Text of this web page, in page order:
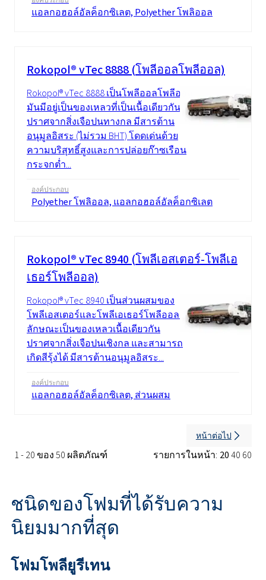
แอลกอฮอล์อัลค็อกซิเลต, Polyether โพลิออล
Rokopol® vTec 8888 (โพลีออลโพลีออล)
Rokopol® vTec 8888 เป็นโพลีออลโพลีออล
มันมีอยู่เป็นของเหลวที่เป็นเนื้อเดียวกัน
ปราศจากสิ่งเจือปนทางกล มีสารต้าน
อนุมูลอิสระ (ไม่รวม BHT) โดดเด่นด้วย
ความบริสุทธิ์สูงและการปล่อยก๊าซเรือน
กระจกต่ำ...
องค์ประกอบ
Polyether โพลิออล, แอลกอฮอล์อัลค็อกซิเลต
Rokopol® vTec 8940 (โพลีเอสเตอร์-โพลีเอ
เธอร์โพลีออล)
Rokopol® vTec 8940 เป็นส่วนผสมของ
โพลีเอสเตอร์และโพลีเอเธอร์โพลีออล มี
ลักษณะเป็นของเหลวเนื้อเดียวกัน
ปราศจากสิ่งเจือปนเชิงกล และสามารถ
เกิดสีรุ้งได้ มีสารต้านอนุมูลอิสระ...
องค์ประกอบ
แอลกอฮอล์อัลค็อกซิเลต, ส่วนผสม
1 - 20 ของ 50 ผลิตภัณฑ์ รายการในหน้า: 2040 60
หน้าต่อไป
ชนิดของโฟมที่ได้รับความ
นิยมมากที่สุด
โฟมโพลียูรีเทน